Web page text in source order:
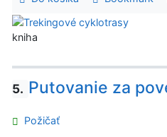
kniha
5. Putovanie za
Požičať